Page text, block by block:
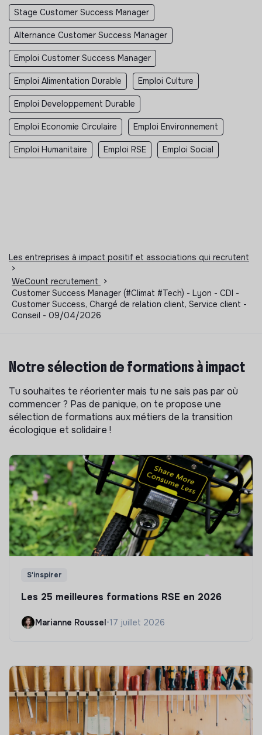
Stage Customer Success Manager
Alternance Customer Success Manager
Emploi Customer Success Manager
Emploi Alimentation Durable Emploi Culture
Emploi Developpement Durable
Emploi Economie Circulaire Emploi Environnement
Emploi Humanitaire Emploi RSE Emploi Social
Les entreprises à impact positif et associations qui recrutent
>
WeCount recrutement
>
Customer Success Manager (#Climat #Tech) - Lyon - CDI -
Customer Success, Chargé de relation client, Service client -
Conseil - 09/04/2026
Notre sélection de formations à impact
Tu souhaites te réorienter mais tu ne sais pas par où
commencer ? Pas de panique, on te propose une
sélection de formations aux métiers de la transition
écologique et solidaire !
S'inspirer
Les 25 meilleures formations RSE en 2026
Marianne Roussel•17 juillet 2026